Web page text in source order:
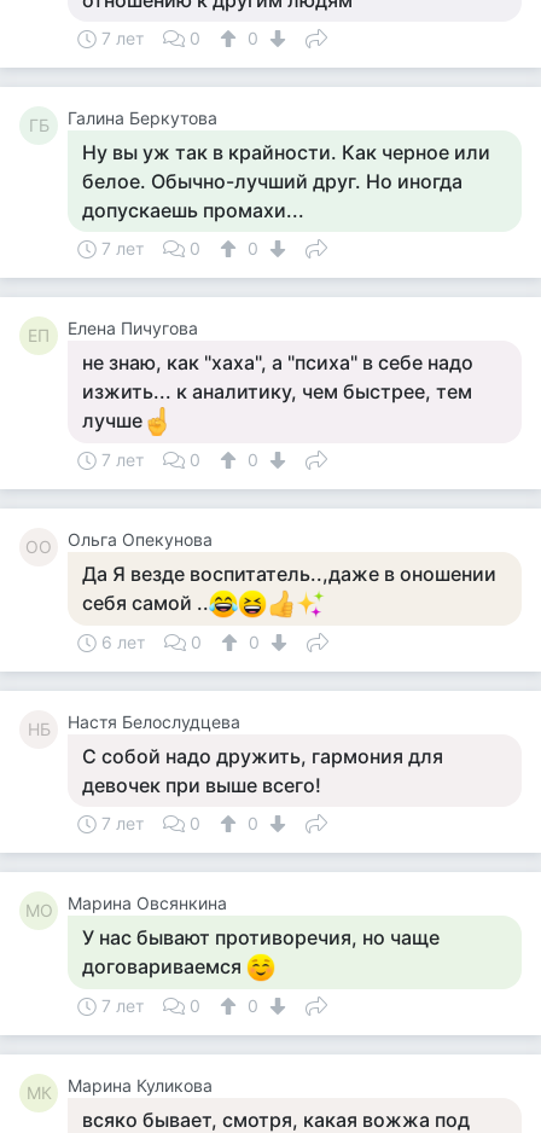
7 лет 0 0
ГБ Галина Беркутова
Ну вы уж так в крайности. Как черное или
белое. Обычно-лучший друг. Но иногда
допускаешь промахи...
7 лет 0 0
ЕП Елена Пичугова
не знаю, как "хаха", а "психа" в себе надо
изжить... к аналитику, чем быстрее, тем
лучше
7 лет 0 0
ОО Ольга Опекунова
Да Я везде воспитатель..,даже в оношении
себя самой ..
6 лет 0 0
НБ Настя Белослудцева
С собой надо дружить, гармония для
девочек при выше всего!
7 лет 0 0
МО Марина Овсянкина
У нас бывают противоречия, но чаще
договариваемся
7 лет 0 0
МК Марина Куликова
всяко бывает, смотря, какая вожжа под